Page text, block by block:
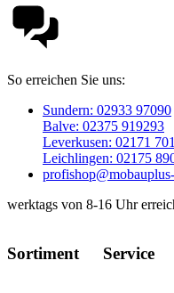
So erreichen Sie uns:
Sundern: 02933 97090
Balve: 02375 919293
Leverkusen: 02171
Leichlingen: 02175
werktags von 8-16 Uhr
Sortiment Service